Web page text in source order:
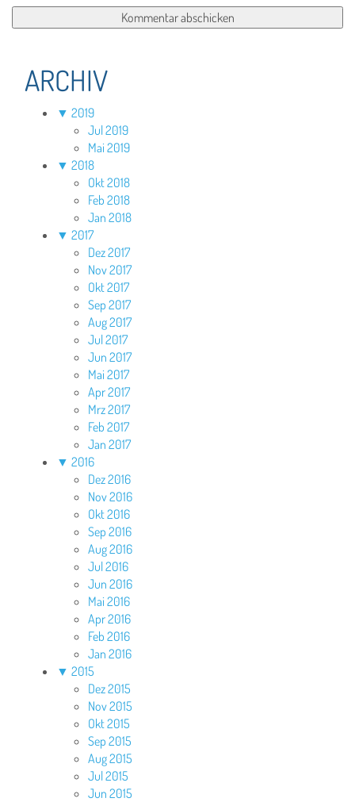
ARCHIV
▼ 2019
Jul 2019
Mai 2019
▼ 2018
Okt 2018
Feb 2018
Jan 2018
▼ 2017
Dez 2017
Nov 2017
Okt 2017
Sep 2017
Aug 2017
Jul 2017
Jun 2017
Mai 2017
Apr 2017
Mrz 2017
Feb 2017
Jan 2017
▼ 2016
Dez 2016
Nov 2016
Okt 2016
Sep 2016
Aug 2016
Jul 2016
Jun 2016
Mai 2016
Apr 2016
Feb 2016
Jan 2016
▼ 2015
Dez 2015
Nov 2015
Okt 2015
Sep 2015
Aug 2015
Jul 2015
Jun 2015